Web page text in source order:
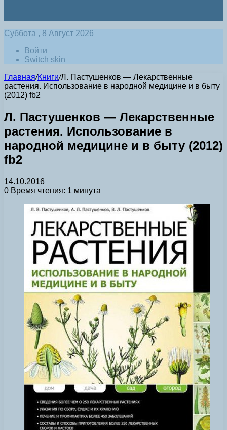
Суббота , 8 Август 2026
Войти
Switch skin
Главная/Книги/Л. Пастушенков — Лекарственные
растения. Использование в народной медицине и в быту
(2012) fb2
Л. Пастушенков — Лекарственные
растения. Использование в
народной медицине и в быту (2012)
fb2
14.10.2016
0 Время чтения: 1 минута